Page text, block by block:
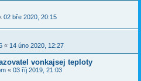
02 bře 2020, 20:15
« 14 úno 2020, 12:27
vonkajsej teploty
« 03 říj 2019, 21:03